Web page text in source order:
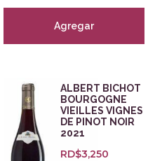
Agregar
ALBERT BICHOT
BOURGOGNE
VIEILLES VIGNES
DE PINOT NOIR
2021
RD$3,250